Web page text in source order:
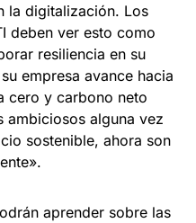
la digitalización. Los
deben ver esto como
resiliencia en su
empresa avance hacia
cero y carbono neto
ambiciosos alguna vez
sostenible, ahora son
aprender sobre las